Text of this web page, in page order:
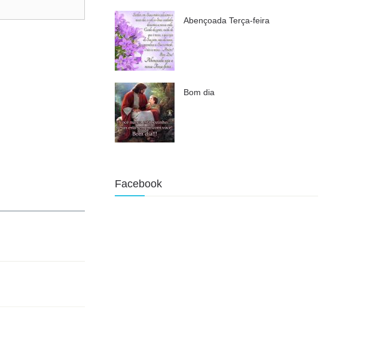
Abençoada Terça-feira
Bom dia
Facebook